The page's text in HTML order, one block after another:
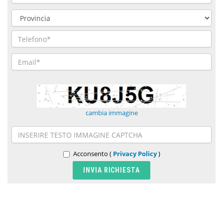
cambia immagine
Acconsento ( Privacy Policy)